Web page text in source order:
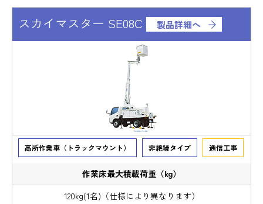
スカイマスター SE08C 製品詳細へ
高所作業車（トラックマウント） 非絶縁タイプ 通信工事
120kg(1名)（仕様により異なります）